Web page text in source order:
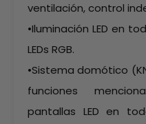
ventilación, control
•Iluminación LED en
LEDs RGB.
•Sistema domótico
funciones
pantallas LED en